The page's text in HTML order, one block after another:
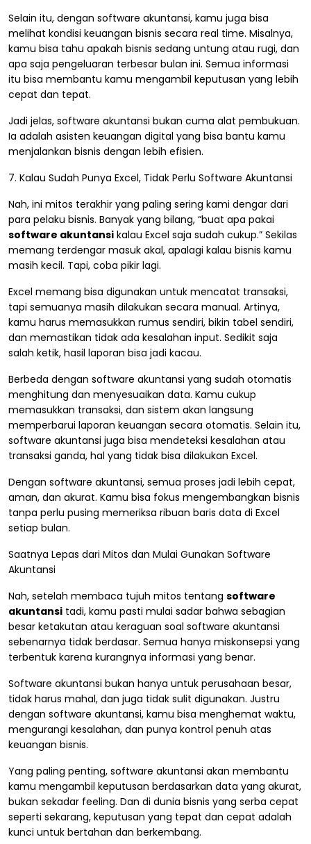
Selain itu, dengan software akuntansi, kamu juga bisa
melihat kondisi keuangan bisnis secara real time. Misalnya,
kamu bisa tahu apakah bisnis sedang untung atau rugi, dan
apa saja pengeluaran terbesar bulan ini. Semua informasi
itu bisa membantu kamu mengambil keputusan yang lebih
cepat dan tepat.
Jadi jelas, software akuntansi bukan cuma alat pembukuan.
Ia adalah asisten keuangan digital yang bisa bantu kamu
menjalankan bisnis dengan lebih efisien.
7. Kalau Sudah Punya Excel, Tidak Perlu Software Akuntansi
Nah, ini mitos terakhir yang paling sering kami dengar dari
para pelaku bisnis. Banyak yang bilang, “buat apa pakai
software akuntansi kalau Excel saja sudah cukup.” Sekilas
memang terdengar masuk akal, apalagi kalau bisnis kamu
masih kecil. Tapi, coba pikir lagi.
Excel memang bisa digunakan untuk mencatat transaksi,
tapi semuanya masih dilakukan secara manual. Artinya,
kamu harus memasukkan rumus sendiri, bikin tabel sendiri,
dan memastikan tidak ada kesalahan input. Sedikit saja
salah ketik, hasil laporan bisa jadi kacau.
Berbeda dengan software akuntansi yang sudah otomatis
menghitung dan menyesuaikan data. Kamu cukup
memasukkan transaksi, dan sistem akan langsung
memperbarui laporan keuangan secara otomatis. Selain itu,
software akuntansi juga bisa mendeteksi kesalahan atau
transaksi ganda, hal yang tidak bisa dilakukan Excel.
Dengan software akuntansi, semua proses jadi lebih cepat,
aman, dan akurat. Kamu bisa fokus mengembangkan bisnis
tanpa perlu pusing memeriksa ribuan baris data di Excel
setiap bulan.
Saatnya Lepas dari Mitos dan Mulai Gunakan Software
Akuntansi
Nah, setelah membaca tujuh mitos tentang software
akuntansi tadi, kamu pasti mulai sadar bahwa sebagian
besar ketakutan atau keraguan soal software akuntansi
sebenarnya tidak berdasar. Semua hanya miskonsepsi yang
terbentuk karena kurangnya informasi yang benar.
Software akuntansi bukan hanya untuk perusahaan besar,
tidak harus mahal, dan juga tidak sulit digunakan. Justru
dengan software akuntansi, kamu bisa menghemat waktu,
mengurangi kesalahan, dan punya kontrol penuh atas
keuangan bisnis.
Yang paling penting, software akuntansi akan membantu
kamu mengambil keputusan berdasarkan data yang akurat,
bukan sekadar feeling. Dan di dunia bisnis yang serba cepat
seperti sekarang, keputusan yang tepat dan cepat adalah
kunci untuk bertahan dan berkembang.